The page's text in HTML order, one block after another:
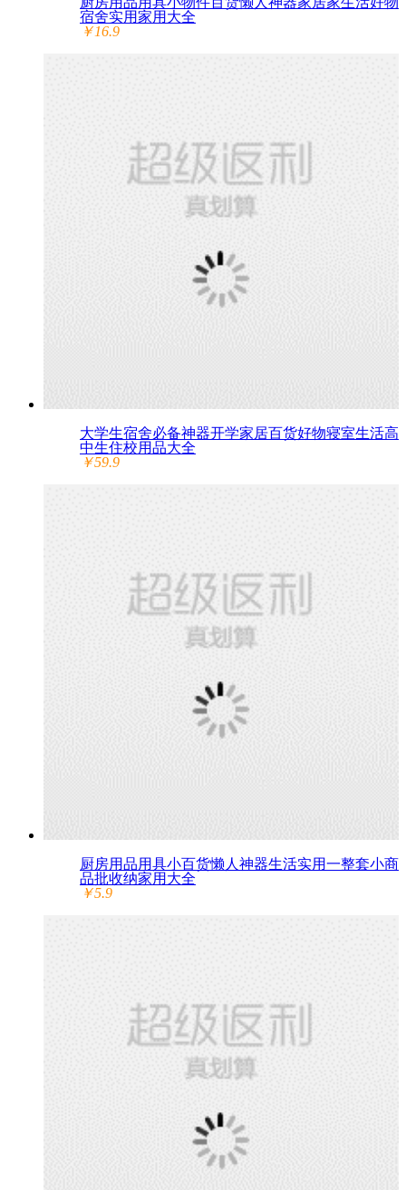
宿舍实用家用大全
￥16.9
大学生宿舍必备神器开学家居百货好物寝室生活高
中生住校用品大全
￥59.9
厨房用品用具小百货懒人神器生活实用一整套小商
品批收纳家用大全
￥5.9